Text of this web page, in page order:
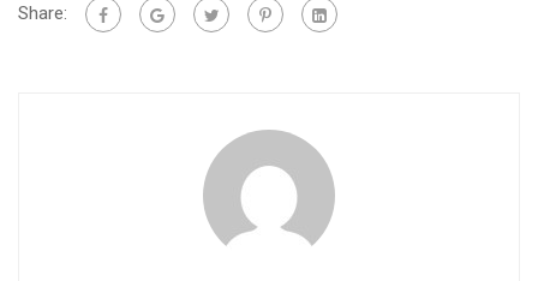
Share: